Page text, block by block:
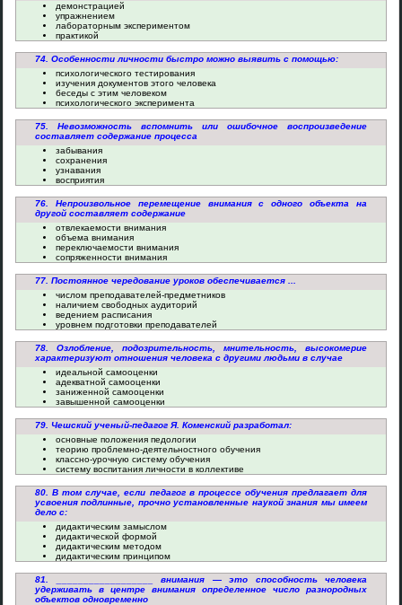
демонстрацией
упражнением
лабораторным экспериментом
практикой
74. Особенности личности быстро можно выявить с помощью:
психологического тестирования
изучения документов этого человека
беседы с этим человеком
психологического эксперимента
75. Невозможность вспомнить или ошибочное воспроизведение
составляет содержание процесса
забывания
сохранения
узнавания
восприятия
76. Непроизвольное перемещение внимания с одного объекта на
другой составляет содержание
отвлекаемости внимания
объема внимания
переключаемости внимания
сопряженности внимания
77. Постоянное чередование уроков обеспечивается ...
числом преподавателей-предметников
наличием свободных аудиторий
ведением расписания
уровнем подготовки преподавателей
78. Озлобление, подозрительность, мнительность, высокомерие
характеризуют отношения человека с другими людьми в случае
идеальной самооценки
адекватной самооценки
заниженной самооценки
завышенной самооценки
79. Чешский ученый-педагог Я. Коменский разработал:
основные положения педологии
теорию проблемно-деятельностного обучения
классно-урочную систему обучения
систему воспитания личности в коллективе
80. В том случае, если педагог в процессе обучения предлагает для
усвоения подлинные, прочно установленные наукой знания мы имеем
дело с:
дидактическим замыслом
дидактической формой
дидактическим методом
дидактическим принципом
81. __________________ внимания — это способность человека
удерживать в центре внимания определенное число разнородных
объектов одновременно